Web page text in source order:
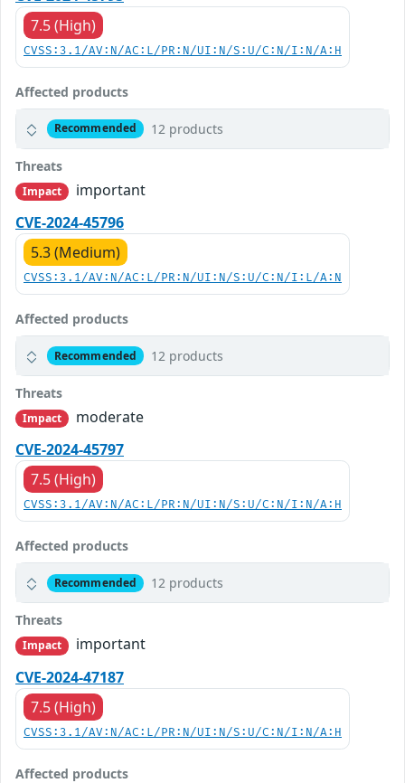
7.5 (High)
CVSS:3.1/AV:N/AC:L/PR:N/UI:N/S:U/C:N/I:N/A:H
Affected products
Recommended 12 products
Threats
Impact
important
CVE-2024-45796
5.3 (Medium)
CVSS:3.1/AV:N/AC:L/PR:N/UI:N/S:U/C:N/I:L/A:N
Affected products
Recommended 12 products
Threats
Impact
moderate
CVE-2024-45797
7.5 (High)
CVSS:3.1/AV:N/AC:L/PR:N/UI:N/S:U/C:N/I:N/A:H
Affected products
Recommended 12 products
Threats
Impact
important
CVE-2024-47187
7.5 (High)
CVSS:3.1/AV:N/AC:L/PR:N/UI:N/S:U/C:N/I:N/A:H
Affected products